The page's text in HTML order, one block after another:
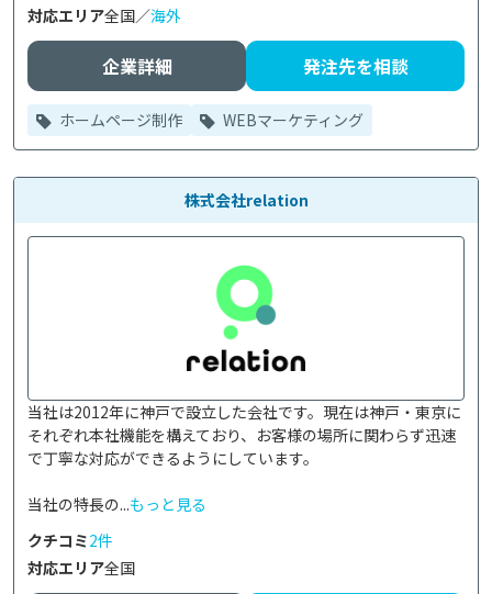
対応エリア全国／海外
企業詳細 発注先を相談
ホームページ制作 WEBマーケティング
株式会社relation
当社は2012年に神戸で設立した会社です。現在は神戸・東京に
それぞれ本社機能を構えており、お客様の場所に関わらず迅速
で丁寧な対応ができるようにしています。
当社の特長の...もっと見る
クチコミ2件
対応エリア全国